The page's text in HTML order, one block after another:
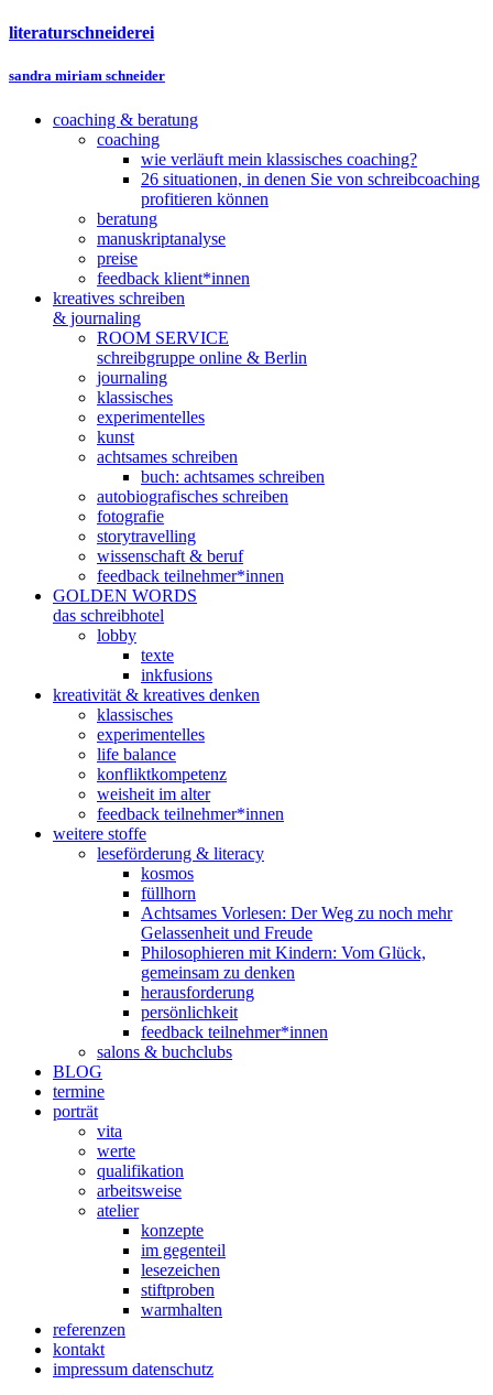
literaturschneiderei
sandra miriam schneider
coaching & beratung
coaching
wie verläuft mein klassisches coaching?
26 situationen, in denen Sie von schreibcoaching
profitieren können
beratung
manuskriptanalyse
preise
feedback klient*innen
kreatives schreiben
& journaling
ROOM SERVICE
schreibgruppe online & Berlin
journaling
klassisches
experimentelles
kunst
achtsames schreiben
buch: achtsames schreiben
autobiografisches schreiben
fotografie
storytravelling
wissenschaft & beruf
feedback teilnehmer*innen
GOLDEN WORDS
das schreibhotel
lobby
texte
inkfusions
kreativität & kreatives denken
klassisches
experimentelles
life balance
konfliktkompetenz
weisheit im alter
feedback teilnehmer*innen
weitere stoffe
leseförderung & literacy
kosmos
füllhorn
Achtsames Vorlesen: Der Weg zu noch mehr
Gelassenheit und Freude
Philosophieren mit Kindern: Vom Glück,
gemeinsam zu denken
herausforderung
persönlichkeit
feedback teilnehmer*innen
salons & buchclubs
BLOG
termine
porträt
vita
werte
qualifikation
arbeitsweise
atelier
konzepte
im gegenteil
lesezeichen
stiftproben
warmhalten
referenzen
kontakt
impressum datenschutz